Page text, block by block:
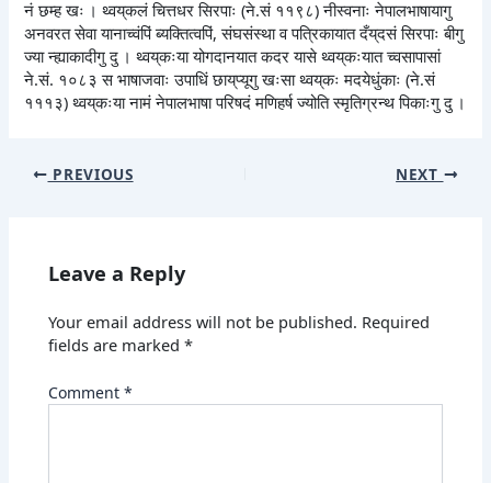
नं छम्ह खः । थ्वय्‌कलं चित्तधर सिरपाः (ने.सं ११९८) नीस्वनाः नेपालभाषायागु
अनवरत सेवा यानाच्वंपिं ब्यक्तित्वपिं, संघसंस्था व पत्रिकायात दँय्‌दसं सिरपाः बीगु
ज्या न्ह्याकादीगु दु । थ्वय्‌कःया योगदानयात कदर यासे थ्वय्‌कःयात च्वसापासां
ने.सं. १०८३ स भाषाजवाः उपाधिं छाय्‌प्यूगु खःसा थ्वय्‌कः मदयेधुंकाः (ने.सं
१११३) थ्वय्‌कःया नामं नेपालभाषा परिषदं मणिहर्ष ज्योति स्मृतिग्रन्थ पिकाःगु दु ।
PREVIOUS NEXT
Leave a Reply
Your email address will not be published. Required
fields are marked*
Comment*